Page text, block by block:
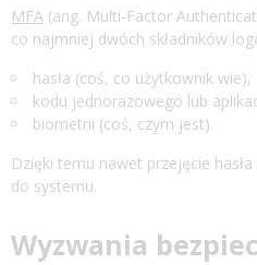
MFA (ang. Multi-Factor
co najmniej dwóch składników
hasła (coś, co użytkownik wie),
kodu jednorazowego lub
biometrii (coś, czym jest).
Dzięki temu nawet przejęcie
do systemu.
Wyzwania